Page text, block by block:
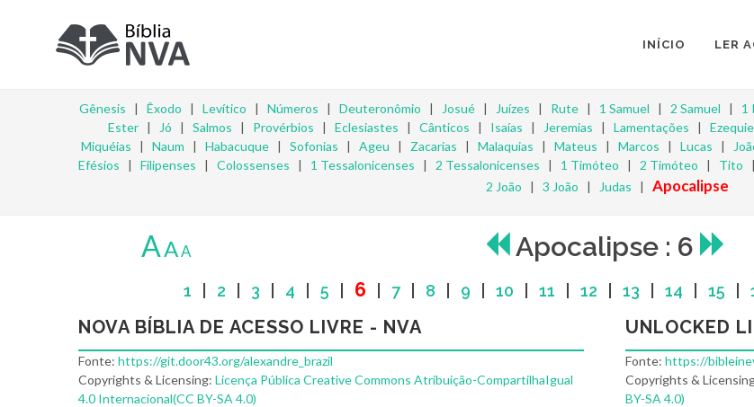
INÍCIO LER
Gênesis | Êxodo | Levítico | Números | Deuteronômio | Josué| Juízes | Rute| 1 Samuel | 2 Samuel | 1
Ester| Jó | Salmos | Provérbios | Eclesiastes | Cânticos | Isaías | Jeremias | Lamentações |
Miquéias | Naum | Habacuque | Sofonias | Ageu | Zacarias | Malaquias | Mateus | Marcos | Lucas |
Efésios | Filipenses | Colossenses | 1 Tessalonicenses | 2 Tessalonicenses | 1 Timóteo | 2 Timóteo | Tito
2 João | 3 João | Judas | Apocalipse
AAA Apocalipse : 6
1 2 3 4 5 6 7| 8 9 10 11 12 13 14 15
NOVA BÍBLIA DE ACESSO LIVRE - NVA
Fonte: https://git.door43.org/alexandre_brazil
Copyrights & Licensing: Licença Pública Creative Commons Atribuição-CompartilhaIgual
4.0 Internacional(CC BY-SA 4.0)
UNLOCKED
Fonte:https://
Copyrights &
BY-SA 4.0)